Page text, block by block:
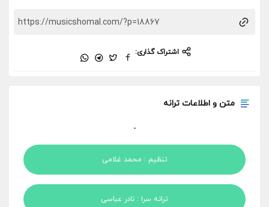
اشتراک گذاری:
متن و اطلاعات ترانه
-
تنظیم : محمد غلامی
ترانه سرا : نادر عباسی